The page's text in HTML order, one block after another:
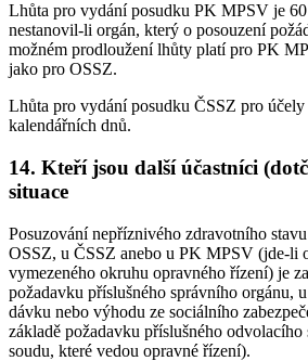
Lhůta pro vydání posudku PK MPSV je
nestanovil-li orgán, který o posouzení
možném prodloužení lhůty platí pro PK
jako pro OSSZ.
Lhůta pro vydání posudku ČSSZ pro
kalendářních dnů.
14. Kteří jsou další účastníci
situace
Posuzování nepříznivého zdravotního
OSSZ, u ČSSZ anebo u PK MPSV (jde-li
vymezeného okruhu opravného řízení) je
požadavku příslušného správního orgánu,
dávku nebo výhodu ze sociálního
základě požadavku příslušného
soudu, které vedou opravné řízení).